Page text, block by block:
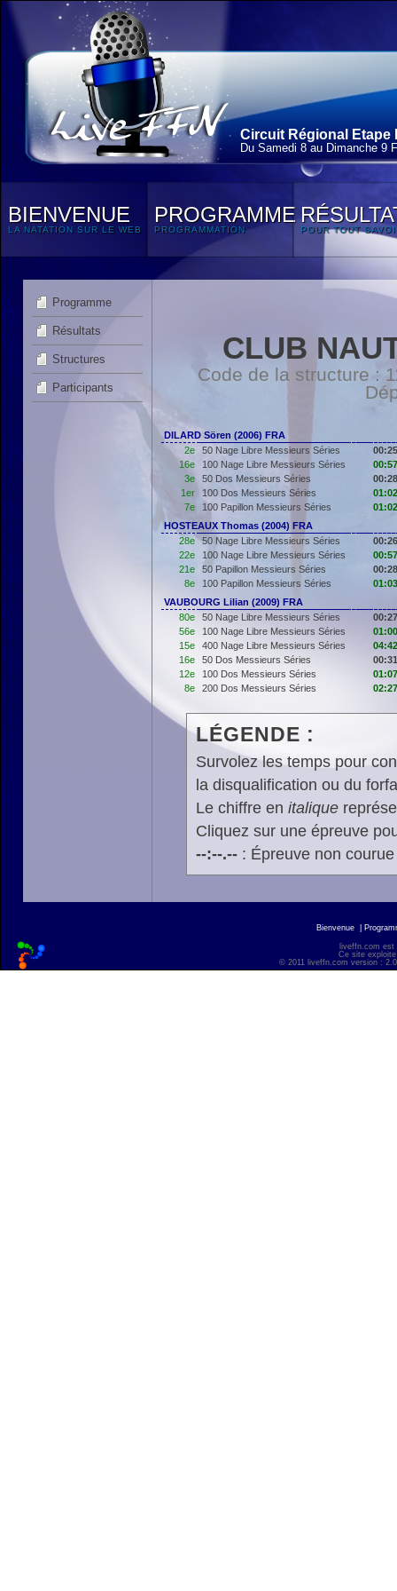
Circuit Régional Etape
Du Samedi 8 au Dimanche 9
BIENVENUE
LA NATATION SUR LE WEB
PROGRAMME
PROGRAMMATION POUR TOUT
Programme
Résultats
Structures
Participants
CLUB
Code de la structure :
DILARD Sören (2006) FRA
2e
50 Nage Libre Messieurs Séries
16e
100 Nage Libre Messieurs Séries
3e
50 Dos Messieurs Séries
1er
100 Dos Messieurs Séries
7e
100 Papillon Messieurs Séries
HOSTEAUX Thomas (2004) FRA
28e
50 Nage Libre Messieurs Séries
22e
100 Nage Libre Messieurs Séries
21e
50 Papillon Messieurs Séries
8e
100 Papillon Messieurs Séries
VAUBOURG Lilian (2009) FRA
80e
50 Nage Libre Messieurs Séries
56e
100 Nage Libre Messieurs Séries
15e
400 Nage Libre Messieurs Séries
16e
50 Dos Messieurs Séries
12e
100 Dos Messieurs Séries
8e
200 Dos Messieurs Séries
LÉGENDE :
Survolez les temps pour
la disqualification ou du
Le chiffre en italique
Cliquez sur une épreuve
--:--.--: Épreuve non
Bienvenue
liveffn.com est
Ce site
© 2011 liveffn.com version :